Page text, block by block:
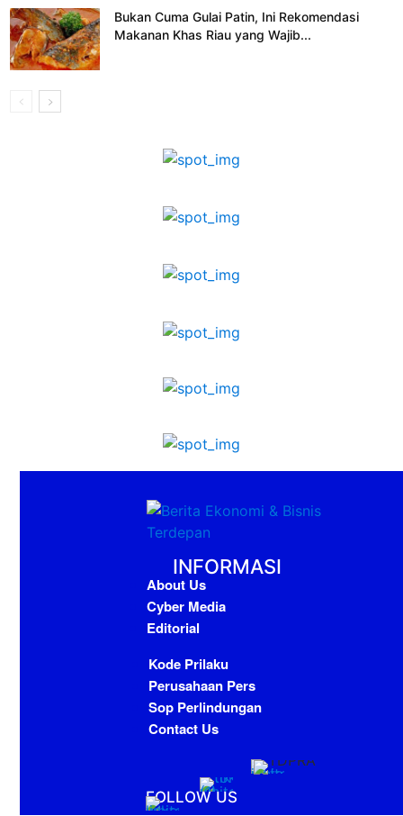
Bukan Cuma Gulai Patin, Ini Rekomendasi
Makanan Khas Riau yang Wajib...
INFORMASI
About Us
Cyber Media
Editorial
Kode Prilaku
Perusahaan Pers
Sop Perlindungan
Contact Us
FOLLOW US